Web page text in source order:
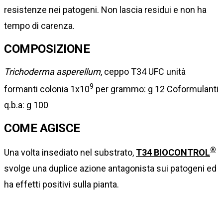
resistenze nei patogeni. Non lascia residui e non ha
tempo di carenza.
COMPOSIZIONE
Trichoderma asperellum, ceppo T34 UFC unità
formanti colonia 1x109 per grammo: g 12 Coformulanti
q.b.a: g 100
COME AGISCE
Una volta insediato nel substrato, T34 BIOCONTROL®
svolge una duplice azione antagonista sui patogeni ed
ha effetti positivi sulla pianta.